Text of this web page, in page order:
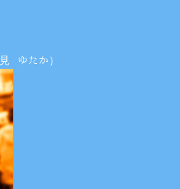
ゆたか）